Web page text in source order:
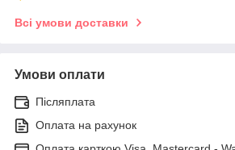
Всі умови доставки
Умови оплати
Післяплата
Оплата на рахунок